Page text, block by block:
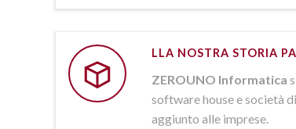
LLA NOSTRA STORIA
ZEROUNO Informatica
software house e società
aggiunto alle imprese.